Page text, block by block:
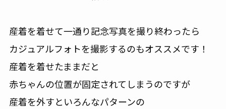
産着を着せて一通り記念写真を撮り終わったら
カジュアルフォトを撮影するのもオススメです！
産着を着せたままだと
赤ちゃんの位置が固定されてしまうのですが
産着を外すといろんなパターンの